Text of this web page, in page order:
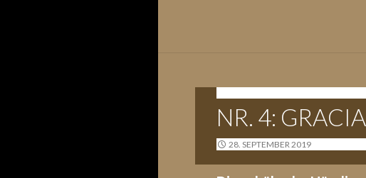
NR. 4:
28. SEPTEMBER 2019